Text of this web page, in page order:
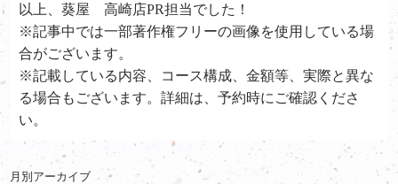
以上、葵屋 高崎店PR担当でした！
※記事中では一部著作権フリーの画像を使用している場
合がございます。
※記載している内容、コース構成、金額等、実際と異な
る場合もございます。詳細は、予約時にご確認くださ
い。
月別アーカイブ